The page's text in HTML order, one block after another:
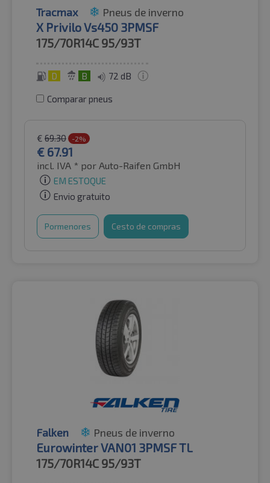
Tracmax Pneus de inverno
X Privilo Vs450 3PMSF
175/70R14C 95/93T
D B 72 dB
Comparar pneus
€ 69.30 -2%
€ 67.91
incl. IVA * por Auto-Raifen GmbH
EM ESTOQUE
Envio gratuito
Pormenores Cesto de compras
Falken Pneus de inverno
Eurowinter VAN01 3PMSF TL
175/70R14C 95/93T